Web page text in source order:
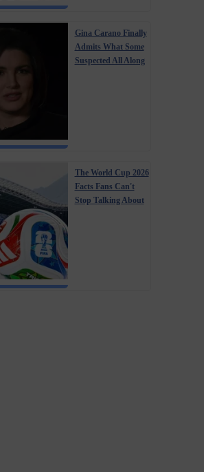
Gina Carano Finally
Admits What Some
Suspected All Along
The World Cup 2026
Facts Fans Can't
Stop Talking About